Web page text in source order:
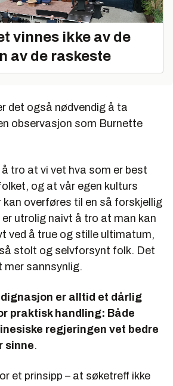
vinnes ikke av de
av de raskeste
det også nødvendig å ta
observasjon som Burnette
tro at vi vet hva som er best
og at vår egen kulturs
kan overføres til en så forskjellig
utrolig naivt å tro at man kan
ved å true og stille ultimatum,
stolt og selvforsynt folk. Det
sannsynlig.
er alltid et dårlig
praktisk handling: Både
regjeringen vet bedre
sinne.
et prinsipp – at søketreff ikke